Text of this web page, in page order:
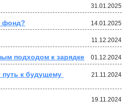
31.01.2025
14.01.2025
фонд?
11.12.2024
01.12.2024
подходом к зарядке
21.11.2024
к будущему
19.11.2024